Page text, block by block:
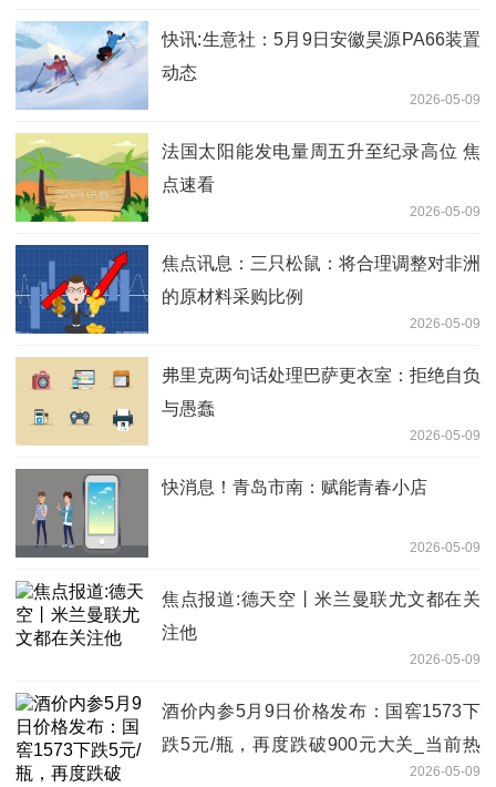
快讯:生意社：5月9日安徽昊源PA66装置
动态
2026-05-09
法国太阳能发电量周五升至纪录高位 焦
点速看
2026-05-09
焦点讯息：三只松鼠：将合理调整对非洲
的原材料采购比例
2026-05-09
弗里克两句话处理巴萨更衣室：拒绝自负
与愚蠢
2026-05-09
快消息！青岛市南：赋能青春小店
2026-05-09
焦点报道:德天空丨米兰曼联尤文都在关
注他
2026-05-09
酒价内参5月9日价格发布：国窖1573下
跌5元/瓶，再度跌破900元大关_当前热
2026-05-09